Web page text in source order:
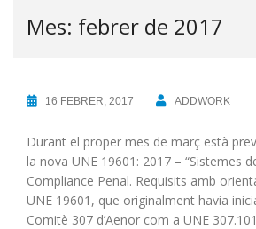
Mes: febrer de 2017
16 FEBRER, 2017 ADDWORK
Durant el proper mes de març està
la nova UNE 19601: 2017 – “Sistemes
Compliance Penal. Requisits amb
UNE 19601, que originalment havia
Comitè 307 d’Aenor com a UNE